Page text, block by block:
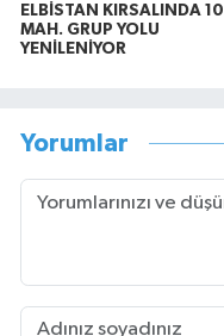
ELBİSTAN KIRSALINDA 10
MAH. GRUP YOLU
YENİLENİYOR
Yorumlar